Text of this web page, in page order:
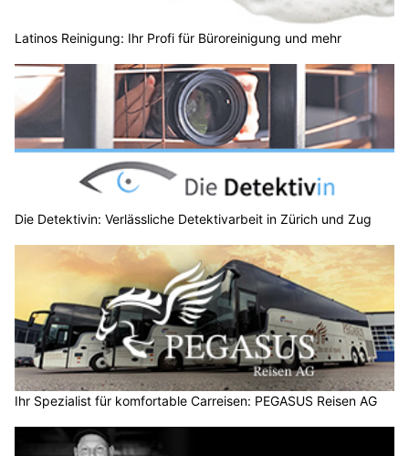
Latinos Reinigung: Ihr Profi für Büroreinigung und mehr
Die Detektivin: Verlässliche Detektivarbeit in Zürich und Zug
Ihr Spezialist für komfortable Carreisen: PEGASUS Reisen AG